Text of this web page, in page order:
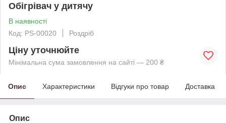
Обігрівач у дитячу
В наявності
Код: PS-00020
Роздріб
Ціну уточнюйте
Мінімальна сума замовлення на сайті — 200 ₴
Опис Характеристики Відгуки про товар Доставка
Опис